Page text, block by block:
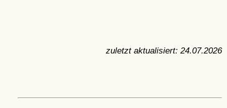
zuletzt aktualisiert: 24.07.2026